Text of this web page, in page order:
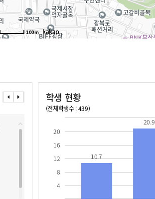
100m
2026. 08. 14 금 ~ 2026. 08. 20 목
08. 14 금 - 여름방학
08. 15 토 - 광복절
08. 15 토 - 여름방학
08. 16 일 - 여름방학
08. 18 화 - 담임상담주간
학생 현황
(전체학생수 : 439)
4
8
12
16
20
10.7
20.9